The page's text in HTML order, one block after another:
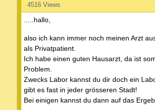
4516 Views
.....hallo,
also ich kann immer noch meinen Arzt
als Privatpatient.
Ich habe einen guten Hausarzt, da ist
Problem.
Zwecks Labor kannst du dir doch ein
gibt es fast in jeder grösseren Stadt!
Bei einigen kannst du dann auf das